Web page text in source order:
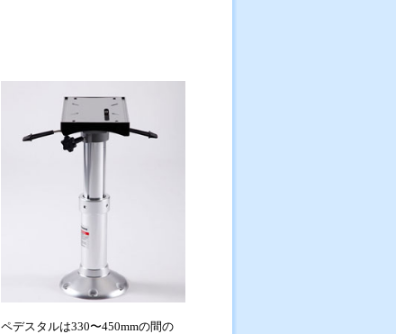
ペデスタルは330〜450mmの間の